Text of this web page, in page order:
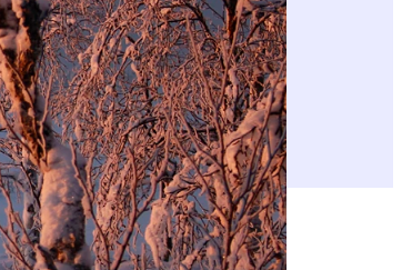
Suomen hallinto-oikeuteen